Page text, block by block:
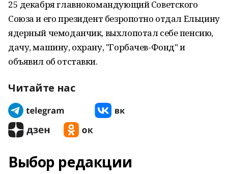
25 декабря главнокомандующий Советского
Союза и его президент безропотно отдал Ельцину
ядерный чемоданчик, выхлопотал себе пенсию,
дачу, машину, охрану, "Горбачев-Фонд" и
объявил об отставки.
Читайте нас
Выбор редакции